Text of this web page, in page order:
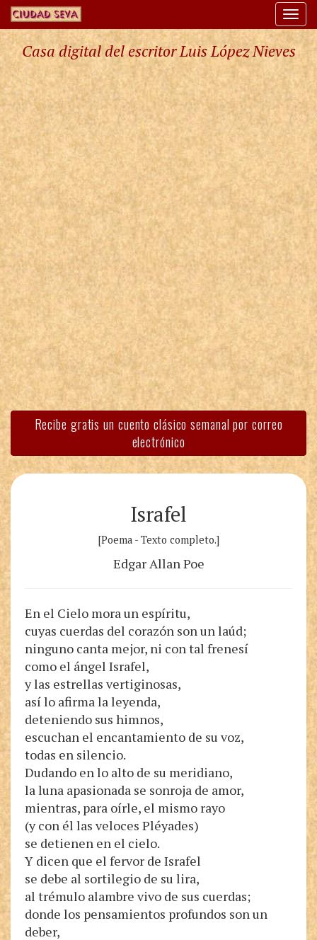
Casa digital del escritor Luis López Nieves
Recibe gratis un cuento clásico semanal por correo
electrónico
Israfel
[Poema - Texto completo.]
Edgar Allan Poe
En el Cielo mora un espíritu,
cuyas cuerdas del corazón son un laúd;
ninguno canta mejor, ni con tal frenesí
como el ángel Israfel,
y las estrellas vertiginosas,
así lo afirma la leyenda,
deteniendo sus himnos,
escuchan el encantamiento de su voz,
todas en silencio.
Dudando en lo alto de su meridiano,
la luna apasionada se sonroja de amor,
mientras, para oírle, el mismo rayo
(y con él las veloces Pléyades)
se detienen en el cielo.
Y dicen que el fervor de Israfel
se debe al sortilegio de su lira,
al trémulo alambre vivo de sus cuerdas;
donde los pensamientos profundos son un
deber,